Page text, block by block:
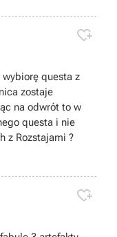

questa z
zostaje
na odwrót to w
questa i nie
z Rozstajami ?
